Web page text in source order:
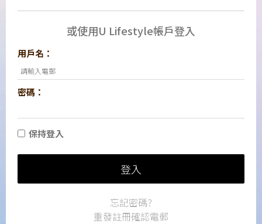
或使用U Lifestyle帳戶登入
用戶名：
密碼：
保持登入
登入
忘記密碼?
重發註冊確認電郵